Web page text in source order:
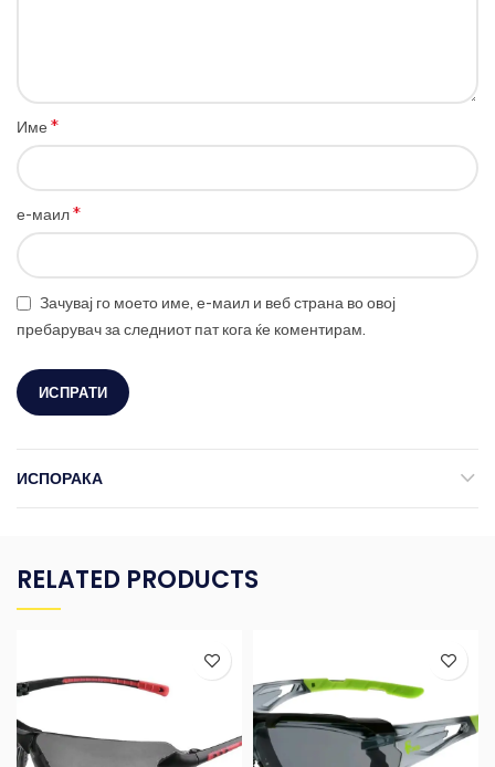
Име *
е-маил*
Зачувај го моето име, е-маил и веб страна во овој
пребарувач за следниот пат кога ќе коментирам.
ИСПОРАКА
RELATED PRODUCTS